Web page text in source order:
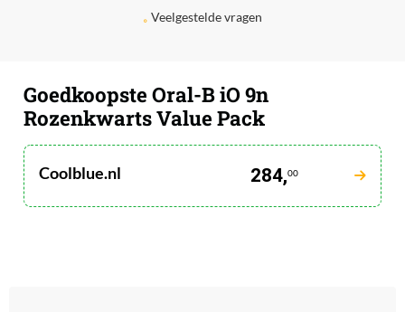
Veelgestelde vragen
Goedkoopste Oral-B iO 9n
Rozenkwarts Value Pack
Coolblue.nl 284,00